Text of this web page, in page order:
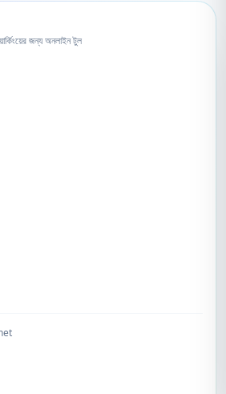
জন্য অনলাইন টুল